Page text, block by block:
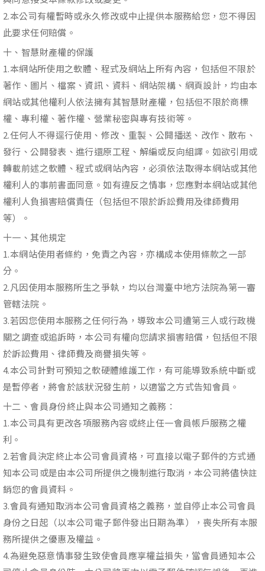
2.本公司有權暫時或永久修改或中止提供本服務給您，您不得因
此要求任何賠償。
十、智慧財產權的保護
1.本網站所使用之軟體、程式及網站上所有內容，包括但不限於
著作、圖片、檔案、資訊、資料、網站架構、網頁設計，均由本
網站或其他權利人依法擁有其智慧財產權，包括但不限於商標
權、專利權、著作權、營業秘密與專有技術等。
2.任何人不得逕行使用、修改、重製、公開播送、改作、散布、
發行、公開發表、進行還原工程、解編或反向組譯。如欲引用或
轉載前述之軟體、程式或網站內容，必須依法取得本網站或其他
權利人的事前書面同意。如有違反之情事，您應對本網站或其他
權利人負損害賠償責任（包括但不限於訴訟費用及律師費用
等）。
十一、其他規定
1.本網站使用者條約，免責之內容，亦構成本使用條款之一部
分。
2.凡因使用本服務所生之爭執，均以台灣臺中地方法院為第一審
管轄法院。
3.若因您使用本服務之任何行為，導致本公司遭第三人或行政機
關之調查或追訴時，本公司有權向您請求損害賠償，包括但不限
於訴訟費用、律師費及商譽損失等。
4.本公司針對可預知之軟硬體維護工作，有可能導致系統中斷或
是暫停者，將會於該狀況發生前，以適當之方式告知會員。
十二、會員身份終止與本公司通知之義務：
1.本公司具有更改各項服務內容或終止任一會員帳戶服務之權
利。
2.若會員決定終止本公司會員資格，可直接以電子郵件的方式通
知本公司或是由本公司所提供之機制進行取消，本公司將儘快註
銷您的會員資料。
3.會員有通知取消本公司會員資格之義務，並自停止本公司會員
身份之日起（以本公司電子郵件發出日期為準），喪失所有本服
務所提供之優惠及權益。
4.為避免惡意情事發生致使會員應享權益損失，當會員通知本公